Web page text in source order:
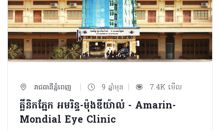
រាជធានីភ្នំពេញ | 9 ឆ្នាំមុន | 7.4K មើល
គ្លីនិកភ្នែក អមរិន្ទ-ម៉ុងឌីយ៉ាល់ - Amarin-
Mondial Eye Clinic